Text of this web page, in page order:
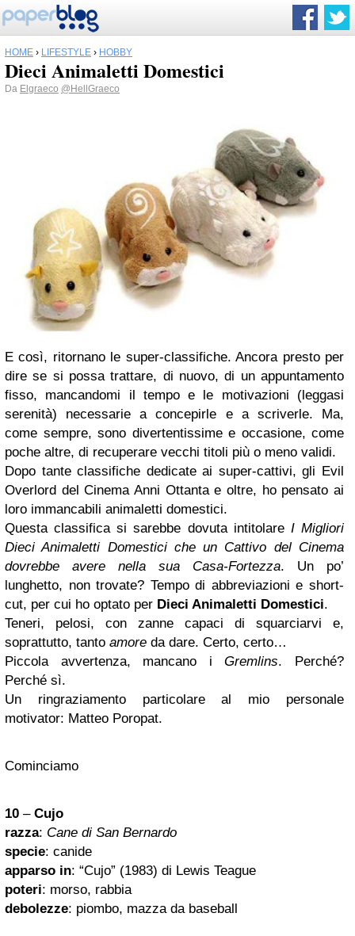
HOME › LIFESTYLE › HOBBY
Dieci Animaletti Domestici
Da Elgraeco @HellGraeco
E così, ritornano le super-classifiche. Ancora presto per
dire se si possa trattare, di nuovo, di un appuntamento
fisso, mancandomi il tempo e le motivazioni (leggasi
serenità) necessarie a concepirle e a scriverle. Ma,
come sempre, sono divertentissime e occasione, come
poche altre, di recuperare vecchi titoli più o meno validi.
Dopo tante classifiche dedicate ai super-cattivi, gli Evil
Overlord del Cinema Anni Ottanta e oltre, ho pensato ai
loro immancabili animaletti domestici.
Questa classifica si sarebbe dovuta intitolare I Migliori
Dieci Animaletti Domestici che un Cattivo del Cinema
dovrebbe avere nella sua Casa-Fortezza. Un po’
lunghetto, non trovate? Tempo di abbreviazioni e short-
cut, per cui ho optato per Dieci Animaletti Domestici.
Teneri, pelosi, con zanne capaci di squarciarvi e,
soprattutto, tanto amore da dare. Certo, certo…
Piccola avvertenza, mancano iGremlins. Perché?
Perché sì.
Un ringraziamento particolare al mio personale
motivator: Matteo Poropat.
Cominciamo
10 – Cujo
razza: Cane di San Bernardo
specie: canide
apparso in: “Cujo” (1983) di Lewis Teague
poteri: morso, rabbia
debolezze: piombo, mazza da baseball